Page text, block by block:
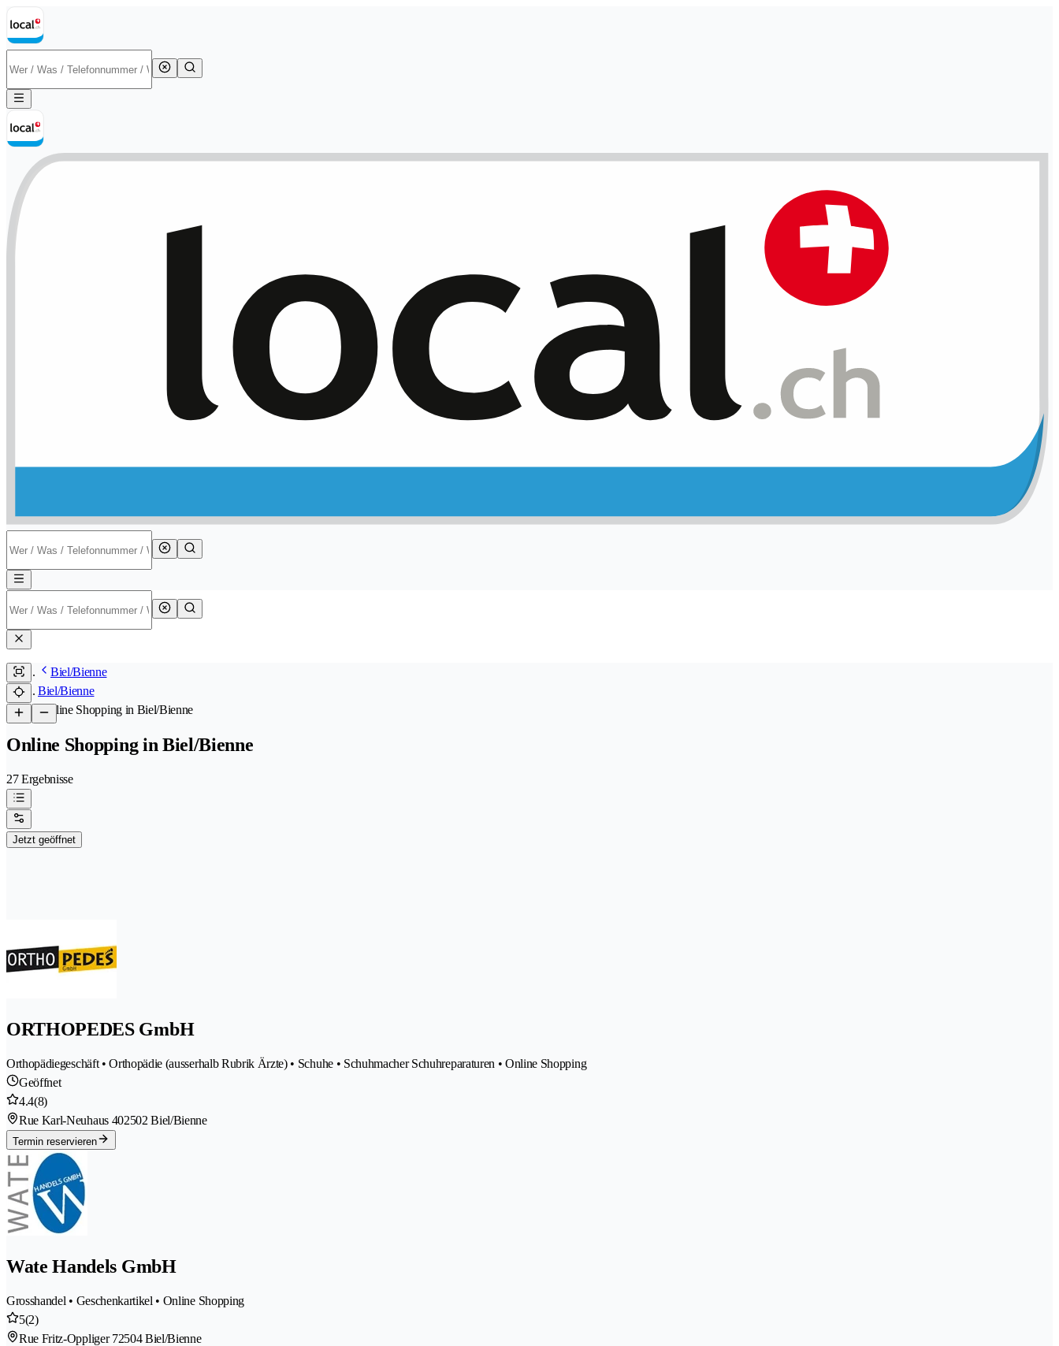
Biel/Bienne
Biel/Bienne
/Online Shopping in Biel/Bienne
Online Shopping in Biel/Bienne
27 Ergebnisse
Jetzt geöffnet
ORTHOPEDES GmbH
Orthopädiegeschäft • Orthopädie (ausserhalb Rubrik Ärzte) • Schuhe • Schuhmacher Schuhreparaturen • Online Shopping
Geöffnet
4.4(8)
Rue Karl-Neuhaus 402502 Biel/Bienne
Termin reservieren
Wate Handels GmbH
Grosshandel • Geschenkartikel • Online Shopping
5(2)
Rue Fritz-Oppliger 72504 Biel/Bienne